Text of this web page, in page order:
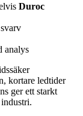
Duroc
analys
kortare ledtider
ger ett starkt